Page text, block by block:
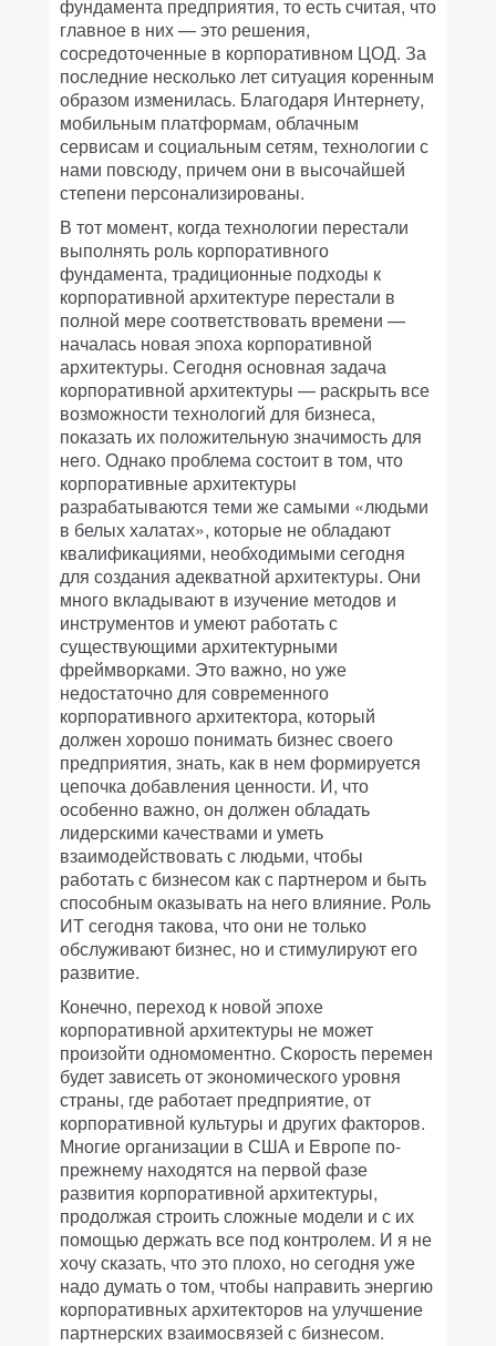
фундамента предприятия, то есть считая, что
главное в них — это решения,
сосредоточенные в корпоративном ЦОД. За
последние несколько лет ситуация коренным
образом изменилась. Благодаря Интернету,
мобильным платформам, облачным
сервисам и социальным сетям, технологии с
нами повсюду, причем они в высочайшей
степени персонализированы.
В тот момент, когда технологии перестали
выполнять роль корпоративного
фундамента, традиционные подходы к
корпоративной архитектуре перестали в
полной мере соответствовать времени —
началась новая эпоха корпоративной
архитектуры. Сегодня основная задача
корпоративной архитектуры — раскрыть все
возможности технологий для бизнеса,
показать их положительную значимость для
него. Однако проблема состоит в том, что
корпоративные архитектуры
разрабатываются теми же самыми «людьми
в белых халатах», которые не обладают
квалификациями, необходимыми сегодня
для создания адекватной архитектуры. Они
много вкладывают в изучение методов и
инструментов и умеют работать с
существующими архитектурными
фреймворками. Это важно, но уже
недостаточно для современного
корпоративного архитектора, который
должен хорошо понимать бизнес своего
предприятия, знать, как в нем формируется
цепочка добавления ценности. И, что
особенно важно, он должен обладать
лидерскими качествами и уметь
взаимодействовать с людьми, чтобы
работать с бизнесом как с партнером и быть
способным оказывать на него влияние. Роль
ИТ сегодня такова, что они не только
обслуживают бизнес, но и стимулируют его
развитие.
Конечно, переход к новой эпохе
корпоративной архитектуры не может
произойти одномоментно. Скорость перемен
будет зависеть от экономического уровня
страны, где работает предприятие, от
корпоративной культуры и других факторов.
Многие организации в США и Европе по-
прежнему находятся на первой фазе
развития корпоративной архитектуры,
продолжая строить сложные модели и с их
помощью держать все под контролем. И я не
хочу сказать, что это плохо, но сегодня уже
надо думать о том, чтобы направить энергию
корпоративных архитекторов на улучшение
партнерских взаимосвязей с бизнесом.